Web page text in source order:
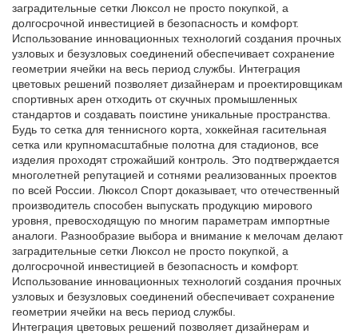
заградительные сетки Люксол не просто покупкой, а
долгосрочной инвестицией в безопасность и комфорт.
Использование инновационных технологий создания прочных
узловых и безузловых соединений обеспечивает сохранение
геометрии ячейки на весь период службы. Интеграция
цветовых решений позволяет дизайнерам и проектировщикам
спортивных арен отходить от скучных промышленных
стандартов и создавать поистине уникальные пространства.
Будь то сетка для теннисного корта, хоккейная гасительная
сетка или крупномасштабные полотна для стадионов, все
изделия проходят строжайший контроль. Это подтверждается
многолетней репутацией и сотнями реализованных проектов
по всей России. Люксол Спорт доказывает, что отечественный
производитель способен выпускать продукцию мирового
уровня, превосходящую по многим параметрам импортные
аналоги. Разнообразие выбора и внимание к мелочам делают
заградительные сетки Люксол не просто покупкой, а
долгосрочной инвестицией в безопасность и комфорт.
Использование инновационных технологий создания прочных
узловых и безузловых соединений обеспечивает сохранение
геометрии ячейки на весь период службы.
Интеграция цветовых решений позволяет дизайнерам и